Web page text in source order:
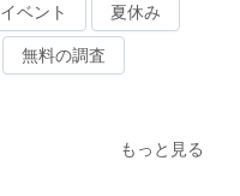
イベント 夏休み
無料の調査
もっと見る